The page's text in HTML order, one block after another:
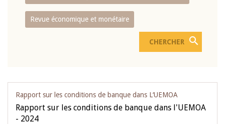
Revue économique et monétaire
Rapport sur les conditions de banque dans L‘UEMOA
Rapport sur les conditions de banque dans l'UEMOA
- 2024